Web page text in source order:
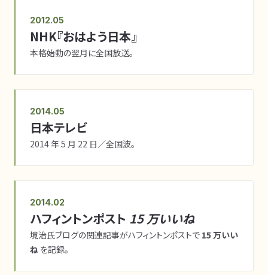
2012.05
NHK『おはよう日本』
本格始動の翌月に全国放送。
2014.05
日本テレビ
2014 年 5 月 22 日／全国波。
2014.02
ハフィントンポスト 15 万いいね
境治氏ブログの関連記事がハフィントンポストで 15 万いい
ね を記録。